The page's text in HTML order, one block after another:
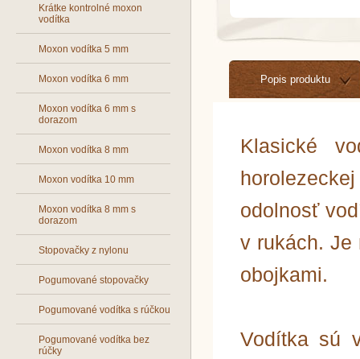
Krátke kontrolné moxon
vodítka
Moxon vodítka 5 mm
Moxon vodítka 6 mm
Moxon vodítka 6 mm s
dorazom
Moxon vodítka 8 mm
Moxon vodítka 10 mm
Moxon vodítka 8 mm s
dorazom
Stopovačky z nylonu
Pogumované stopovačky
Pogumované vodítka s rúčkou
Pogumované vodítka bez
rúčky
Popis produktu
Klasické
odolnosť
v rukách. Je
obojkami.
Vodítka sú